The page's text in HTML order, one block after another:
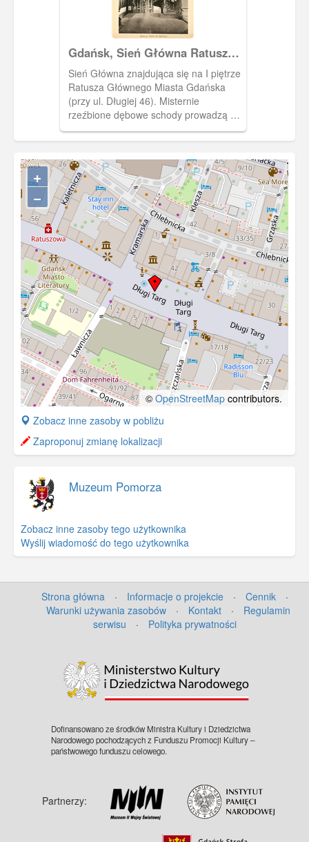
Gdańsk, Sień Główna Ratusza
Głównego Miasta Gdańska
(Rathaus, Diele)
Sień Główna znajdująca się na I piętrze
Ratusza Głównego Miasta Gdańska
(przy ul. Długiej 46). Misternie
rzeźbione dębowe schody prowadzą na
II piętro. Malowidło umieszczone
niegdyś na suficie nie przetrwało II
obraz wykonany przez Józefę Wnukową
przedstawiający wjazd Jana III
Sobieskiego do Gdańska w 1677 r.
Fotografia pochodzi z albumu "Danzig
und Umgebung in Bildern".
+
−
© OpenStreetMap contributors.
+
−
Zobacz inne zasoby w pobliżu
Zaproponuj zmianę lokalizacji
Muzeum Pomorza
Zobacz inne zasoby tego użytkownika
Wyślij wiadomość do tego użytkownika
Strona główna · Informacje o projekcie · Cennik
·
Warunki używania zasobów
· Kontakt ·
Regulamin
serwisu
· Polityka prywatności
Dofinansowano ze środków Ministra Kultury i Dziedzictwa
Narodowego pochodzących z Funduszu Promocji Kultury –
państwowego funduszu celowego.
Partnerzy: